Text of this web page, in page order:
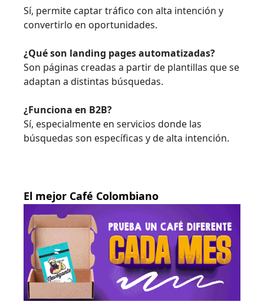
Sí, permite captar tráfico con alta intención y
convertirlo en oportunidades.
¿Qué son landing pages automatizadas?
Son páginas creadas a partir de plantillas que se
adaptan a distintas búsquedas.
¿Funciona en B2B?
Sí, especialmente en servicios donde las
búsquedas son específicas y de alta intención.
El mejor Café Colombiano